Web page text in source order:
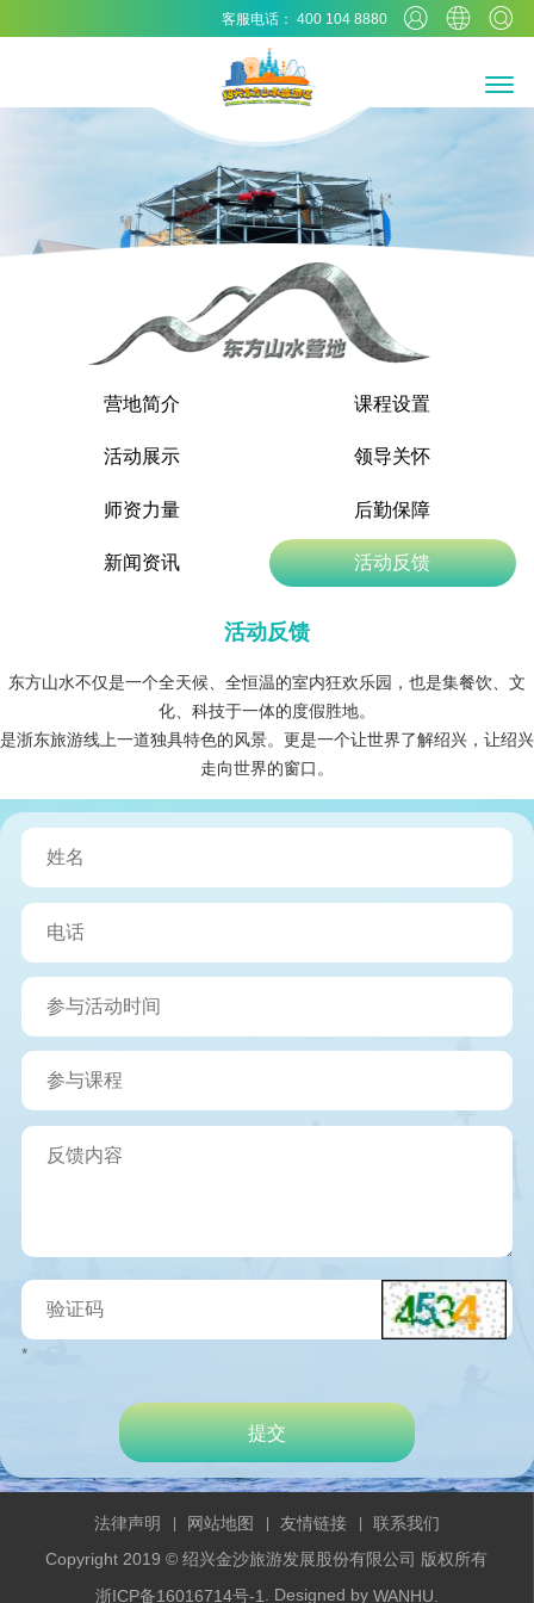
客服电话： 400 104 8880
营地简介 课程设置
活动展示 领导关怀
师资力量 后勤保障
新闻资讯 活动反馈
活动反馈
东方山水不仅是一个全天候、全恒温的室内狂欢乐园，也是集餐饮、文
化、科技于一体的度假胜地。
是浙东旅游线上一道独具特色的风景。更是一个让世界了解绍兴，让绍兴
走向世界的窗口。
*
法律声明 | 网站地图 | 友情链接 |
联系我们
Copyright 2019 © 绍兴金沙旅游发展股份有限公司 版权所有
浙ICP备16016714号-1
. Designed by WANHU.